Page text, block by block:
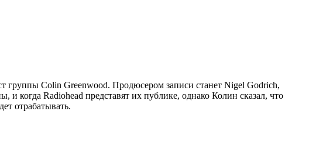
группы Colin Greenwood. Продюсером записи станет Nigel Godrich,
когда Radiohead представят их публике, однако Колин сказал, что
отрабатывать.